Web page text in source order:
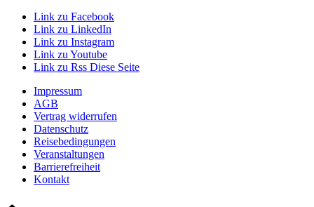
Link zu Facebook
Link zu LinkedIn
Link zu Instagram
Link zu Youtube
Link zu Rss Diese Seite
Impressum
AGB
Vertrag widerrufen
Datenschutz
Reisebedingungen
Veranstaltungen
Barrierefreiheit
Kontakt